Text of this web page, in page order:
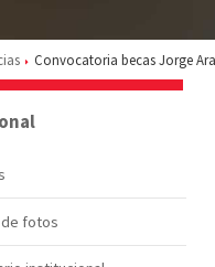
Convocatoria becas Jorge
fotos